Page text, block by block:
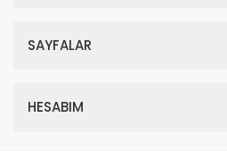
SAYFALAR
HESABIM